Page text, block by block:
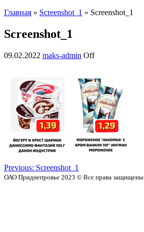
Главная » Screenshot_1 » Screenshot_1
Screenshot_1
09.02.2022 maks-admin Off
Previous: Screenshot_1
ОАО Приднепровье 2023 © Все права защищены